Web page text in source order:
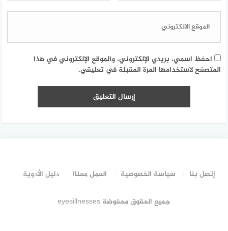
احفظ اسمي، بريدي الإلكتروني، والموقع الإلكتروني في هذا
المتصفح لاستخدامها المرة المقبلة في تعليقي.
إتصل بنا سياسة الخصوصية العمل معنا! دليل الأدوية
جميع الحقوق محفوضة eyesillnesses